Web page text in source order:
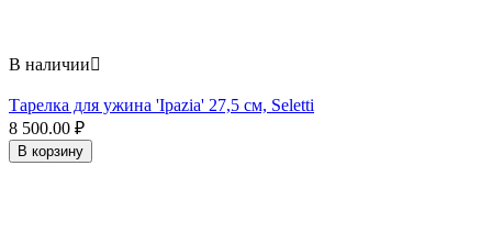
В наличии
Тарелка для ужина 'Ipazia' 27,5 см, Seletti
8 500.00 ₽
В корзину